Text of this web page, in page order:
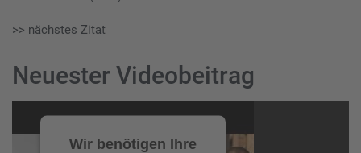
>> nächstes Zitat
Neuester Videobeitrag
Player
Wir benötigen Ihre